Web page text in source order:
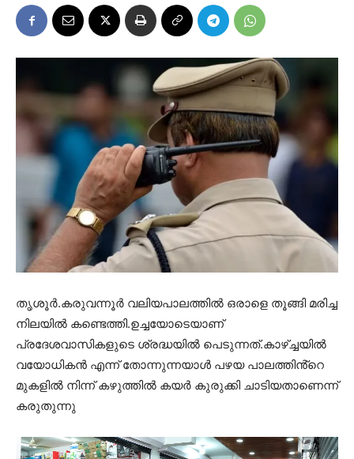
തൃശൂര്‍.കരുവന്നൂർ വലിയപാലത്തിൽ ഒരാളെ തൂങ്ങി മരിച്ച
നിലയിൽ കണ്ടെത്തി.ഉച്ചയോടെയാണ്
പ്രദേശവാസികളുടെ ശ്രദ്ധയിൽ പെടുന്നത്.കാഴ്ച്ചയിൽ
വയോധികൻ എന്ന് തോന്നുന്നയാൾ പഴയ പാലത്തിൻ്റെ
മുകളിൽ നിന്ന് കഴുത്തിൽ കയർ കുരുക്കി ചാടിയതാണെന്ന്
കരുതുന്നു